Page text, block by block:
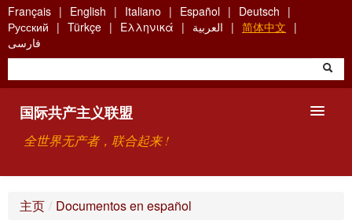
Skip
to
main
content
Français English Italiano Español
Deutsch
Русский
Türkçe Ελληνικά العربية
简体中文
فارسی
国际共产主义联盟
全世界无产者，联合起来 !
主页 / Documentos en español